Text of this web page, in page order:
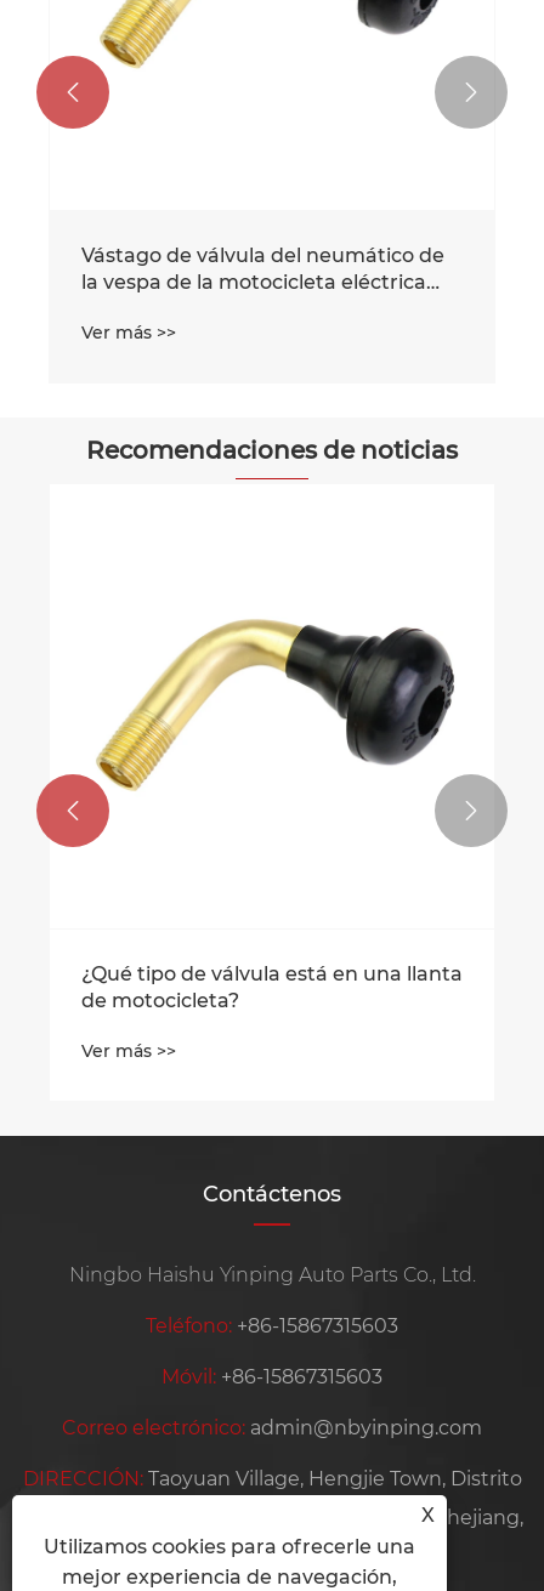
Vástago de válvula del neumático de
la vespa de la motocicleta eléctrica
Ver más >>
 
Recomendaciones de noticias
¿Qué tipo de válvula está en una
de motocicleta?
 
Contáctenos
Ningbo Haishu Yinping Auto Parts Co., Ltd.
Teléfono: +86-15867315603
Móvil: +86-15867315603
Correo electrónico: admin@nbyinping.com
DIRECCIÓN: Taoyuan Village, Hengjie Town, Distrito
de Haishu, ciudad de Ningbo, provincia de Zhejiang,
China
X
Utilizamos cookies para ofrecerle una
mejor experiencia de navegación,